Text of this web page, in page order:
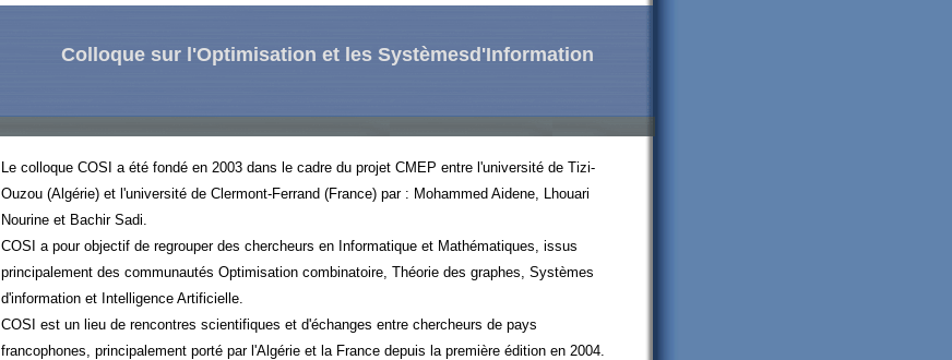
Colloque sur l'Optimisation et les Systèmesd'Information
Le colloque COSI a été fondé en 2003 dans le cadre du projet CMEP entre l'université de Tizi-
Ouzou (Algérie) et l'université de Clermont-Ferrand (France) par : Mohammed Aidene, Lhouari
Nourine et Bachir Sadi.
COSI a pour objectif de regrouper des chercheurs en Informatique et Mathématiques, issus
principalement des communautés Optimisation combinatoire, Théorie des graphes, Systèmes
d'information et Intelligence Artificielle.
COSI est un lieu de rencontres scientifiques et d'échanges entre chercheurs de pays
francophones, principalement porté par l'Algérie et la France depuis la première édition en 2004.